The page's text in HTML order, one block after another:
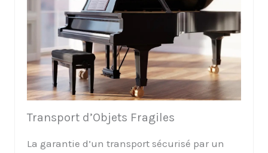
Transport d’Objets Fragiles
La garantie d’un transport sécurisé par un